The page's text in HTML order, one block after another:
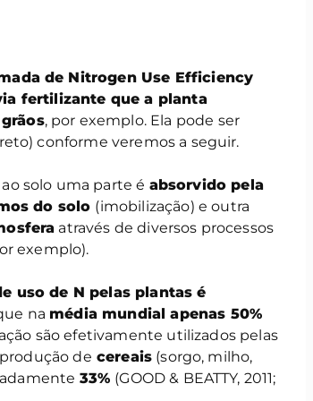
de Nitrogen Use Efficiency
fertilizante que a planta
, por exemplo. Ela pode ser
conforme veremos a seguir.
solo uma parte é absorvido pela
do solo (imobilização) e outra
através de diversos processos
exemplo).
uso de N pelas plantas é
na média mundial apenas 50%
são efetivamente utilizados pelas
de cereais (sorgo, milho,
33% (GOOD & BEATTY, 2011;